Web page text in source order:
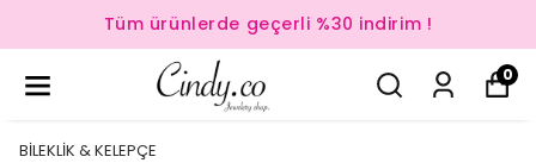
Tüm ürünlerde geçerli %30 indirim !
0
BİLEKLİK & KELEPÇE